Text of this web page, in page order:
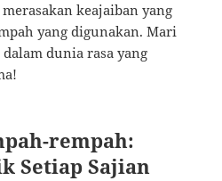
keajaiban yang
yang digunakan. Mari
dunia rasa yang
rempah:
Setiap Sajian